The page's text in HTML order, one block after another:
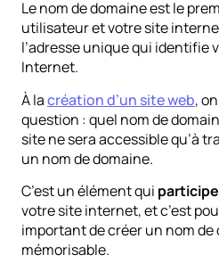
Le nom de domaine est le
utilisateur et votre site
l’adresse unique qui identifie
Internet.
À lacréation d’un site web,
question : quel nom de
site ne sera accessible qu’à
un nom de domaine.
C’est un élément qui
votre site internet, et c’est
important de créer un nom de
mémorisable.